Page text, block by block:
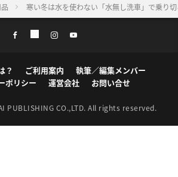
寒い冬は水を使わない「水無し洗車」で乗り
？ ご利用案内
執筆／編集メンバー
ポリシー
運営会社 お問い合せ
PUBLISHING CO.,LTD. All rights reserved.